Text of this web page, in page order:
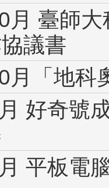
月 臺師
議書
月「地科
好奇號
平板電